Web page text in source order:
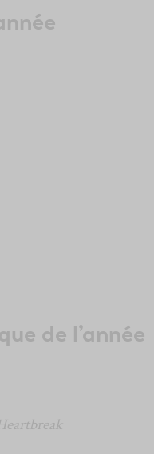
de l’année